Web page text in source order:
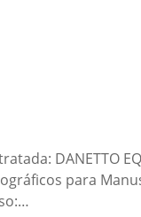
DANETTO
para